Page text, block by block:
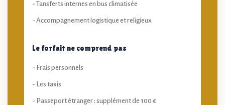
- Tansferts internes en bus climatisée
- Accompagnement logistique et religieux
Le forfait ne comprend pas
- Frais personnels
- Les taxis
- Passeport étranger : supplément de 100 €